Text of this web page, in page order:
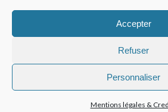
Accepter
Refuser
Personnaliser
Mentions légales &
Sur plus de 3 km de profondeur, de
boisements ouverts sur le fleuve,
constructions placées en retrait et à
Share on: